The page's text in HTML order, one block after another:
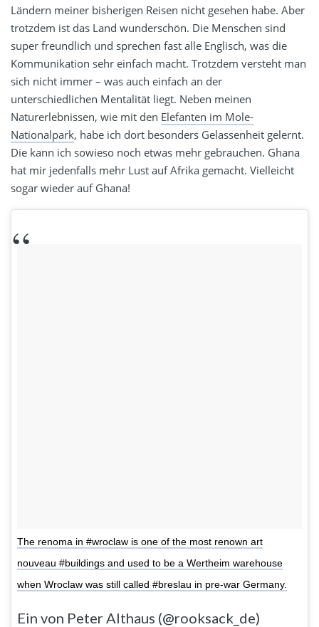
Ländern meiner bisherigen Reisen nicht gesehen habe. Aber
trotzdem ist das Land wunderschön. Die Menschen sind
super freundlich und sprechen fast alle Englisch, was die
Kommunikation sehr einfach macht. Trotzdem versteht man
sich nicht immer – was auch einfach an der
unterschiedlichen Mentalität liegt. Neben meinen
Naturerlebnissen, wie mit den Elefanten im Mole-
Nationalpark, habe ich dort besonders Gelassenheit gelernt.
Die kann ich sowieso noch etwas mehr gebrauchen. Ghana
hat mir jedenfalls mehr Lust auf Afrika gemacht. Vielleicht
sogar wieder auf Ghana!
The renoma in #wroclaw is one of the most renown art
nouveau #buildings and used to be a Wertheim warehouse
when Wroclaw was still called #breslau in pre-war Germany.
Ein von Peter Althaus (@rooksack_de)